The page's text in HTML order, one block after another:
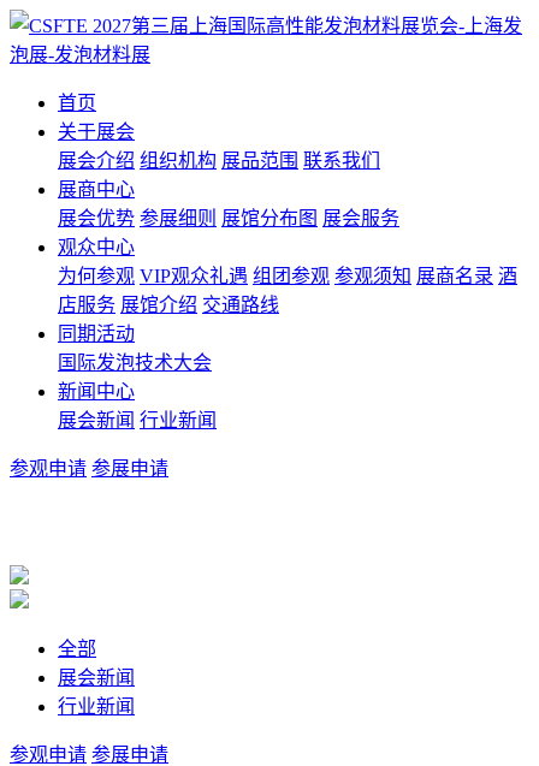
首页
关于展会
展会介绍 组织机构 展品范围 联系我们
展商中心
展会优势 参展细则 展馆分布图 展会服务
观众中心
为何参观 VIP观众礼遇 组团参观 参观须知 展商名录 酒
店服务 展馆介绍 交通路线
同期活动
国际发泡技术大会
新闻中心
展会新闻 行业新闻
参观申请 参展申请
全部
展会新闻
行业新闻
参观申请 参展申请